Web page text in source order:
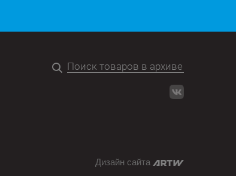
Дизайн сайта